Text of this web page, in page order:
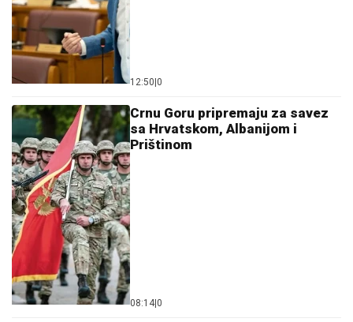
12:50 0
Crnu Goru pripremaju za savez
sa Hrvatskom, Albanijom i
Prištinom
08:14 0